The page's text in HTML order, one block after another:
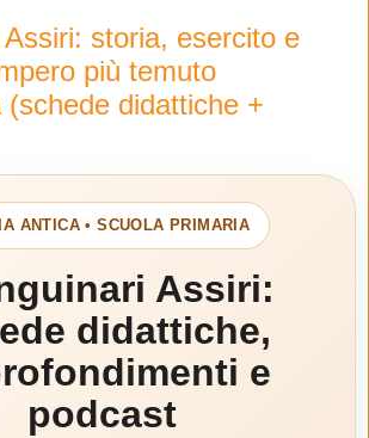
storia, esercito e
più temuto
(schede didattiche +
ANTICA • SCUOLA PRIMARIA
Assiri:
didattiche,
e
podcast